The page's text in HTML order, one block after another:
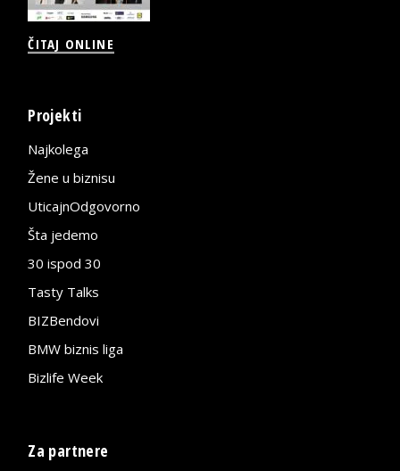
ČITAJ ONLINE
Projekti
Najkolega
Žene u biznisu
UticajnOdgovorno
Šta jedemo
30 ispod 30
Tasty Talks
BIZBendovi
BMW biznis liga
Bizlife Week
Za partnere